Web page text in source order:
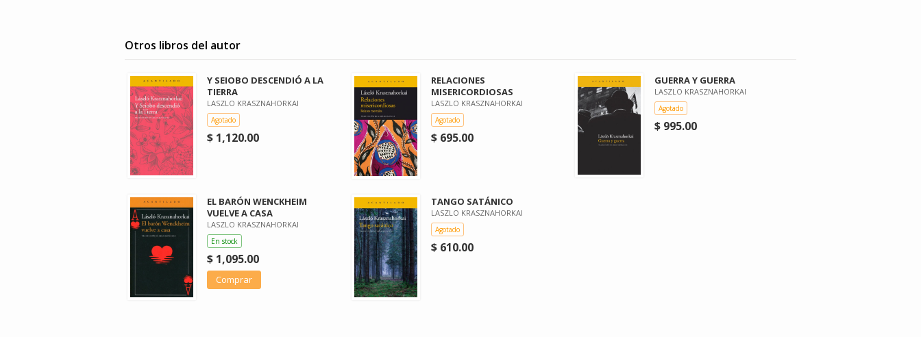
Otros libros del autor
Y SEIOBO DESCENDIÓ A LA
TIERRA
LASZLO KRASZNAHORKAI
Agotado
$ 1,120.00
RELACIONES
MISERICORDIOSAS
LASZLO KRASZNAHORKAI
Agotado
$ 695.00
GUERRA Y GUERRA
LASZLO KRASZNAHORKAI
Agotado
$ 995.00
EL BARÓN WENCKHEIM
VUELVE A CASA
LASZLO KRASZNAHORKAI
En stock
$ 1,095.00
Comprar
TANGO SATÁNICO
LASZLO KRASZNAHORKAI
Agotado
$ 610.00